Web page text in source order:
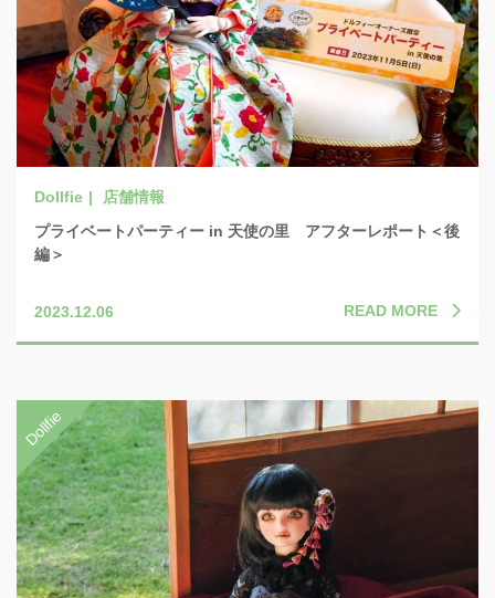
店舗情報
プライベートパーティー in 天使の里 アフターレポート＜後
編＞
2023.12.06 READ MORE